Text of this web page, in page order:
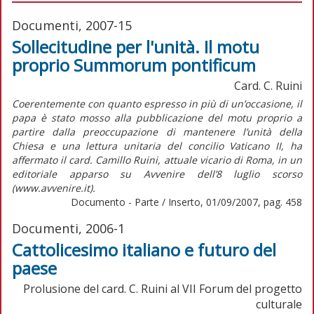
Documenti, 2007-15
Sollecitudine per l'unità. Il motu
proprio Summorum pontificum
Card. C. Ruini
Coerentemente con quanto espresso in più di un’occasione, il
papa è stato mosso alla pubblicazione del motu proprio a
partire dalla preoccupazione di mantenere l’unità della
Chiesa e una lettura unitaria del concilio Vaticano II, ha
affermato il card. Camillo Ruini, attuale vicario di Roma, in un
editoriale apparso su Avvenire dell’8 luglio scorso
(www.avvenire.it).
Documento - Parte / Inserto, 01/09/2007, pag. 458
Documenti, 2006-1
Cattolicesimo italiano e futuro del
paese
Prolusione del card. C. Ruini al VII Forum del progetto
culturale